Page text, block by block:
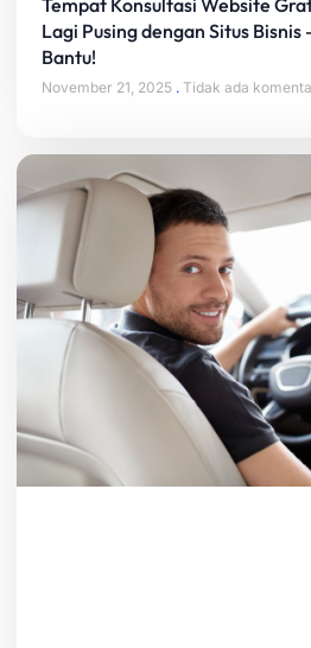
Tempat Konsultasi Website
Lagi Pusing dengan Situs
Bantu!
November 21, 2025 Tidak ada